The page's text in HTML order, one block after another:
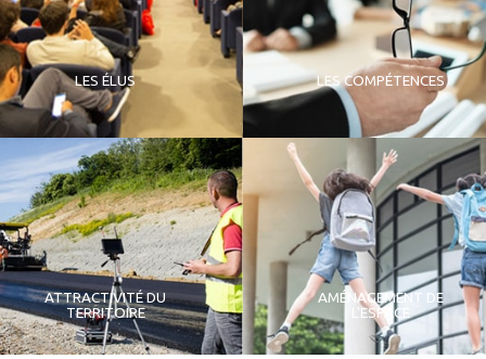
LES ÉLUS LES COMPÉTENCES
ATTRACTIVITÉ DU
TERRITOIRE
AMÉNAGEMENT DE
L'ESPACE